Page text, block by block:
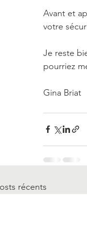
Avant et
votre
Je reste
pourriez
Gina Briat
récents